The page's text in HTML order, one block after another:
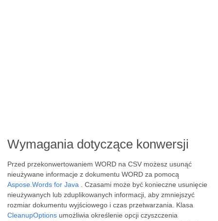
Wymagania dotyczące konwersji
Przed przekonwertowaniem WORD na CSV możesz usunąć
nieużywane informacje z dokumentu WORD za pomocą
Aspose.Words for Java . Czasami może być konieczne usunięcie
nieużywanych lub zduplikowanych informacji, aby zmniejszyć
rozmiar dokumentu wyjściowego i czas przetwarzania. Klasa
CleanupOptions umożliwia określenie opcji czyszczenia